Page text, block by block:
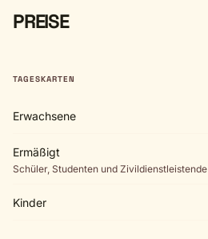
PREISE
TAGESKARTEN
Erwachsene
Ermäßigt
Schüler, Studenten und Zivildienstleistende
Kinder